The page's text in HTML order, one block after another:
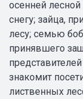
осенней
снегу; зайца,
лесу; семью
принявшего
знакомит
лиственных